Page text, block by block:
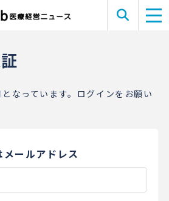
なっています。ログインをお願い
ールアドレス